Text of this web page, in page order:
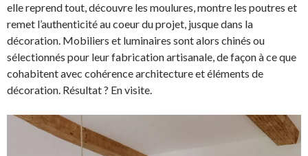
elle reprend tout, découvre les moulures, montre les poutres et
remet l’authenticité au coeur du projet, jusque dans la
décoration. Mobiliers et luminaires sont alors chinés ou
sélectionnés pour leur fabrication artisanale, de façon à ce que
cohabitent avec cohérence architecture et éléments de
décoration. Résultat ? En visite.